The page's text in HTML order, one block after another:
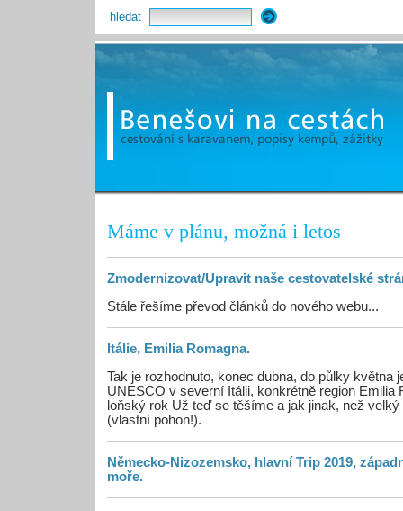
hledat
Máme v plánu, možná i letos
Zmodernizovat/Upravit naše cestovatelské
Stále řešíme převod článků do nového webu...
Itálie, Emilia Romagna.
Tak je rozhodnuto, konec dubna, do půlky května
UNESCO v severní Itálii, konkrétně region Emilia
loňský rok Už teď se těšíme a jak jinak, než
(vlastní pohon!).
Německo-Nizozemsko, hlavní Trip 2019,
moře.